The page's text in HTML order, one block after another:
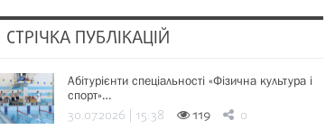
СТРІЧКА ПУБЛІКАЦІЙ
Абітурієнти спеціальності «Фізична культура і
спорт»…
30.07.2026 | 15:38 119 0